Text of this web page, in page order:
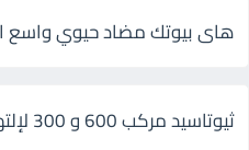
هاى بيوتك مضاد حيوي واسع
ثيوتاسيد مركب 600 و 300 لإلتهاب الأعصاب